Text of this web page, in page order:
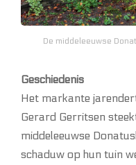
De middeleeuwse
Geschiedenis
Het markante
Gerard Gerritsen
middeleeuwse
schaduw op hun tuin